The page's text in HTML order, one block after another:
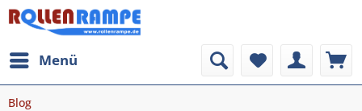
Menü
Blog